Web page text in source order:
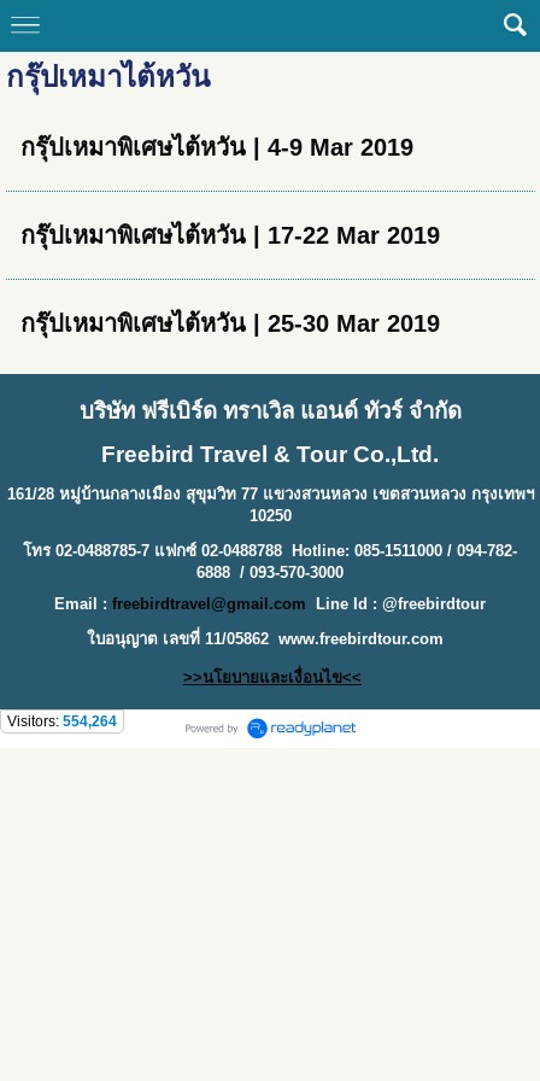
กรุ๊ปเหมาไต้หวัน
กรุ๊ปเหมาพิเศษไต้หวัน | 4-9 Mar 2019
กรุ๊ปเหมาพิเศษไต้หวัน | 17-22 Mar 2019
กรุ๊ปเหมาพิเศษไต้หวัน | 25-30 Mar 2019
บริษัท ฟรีเบิร์ด ทราเวิล แอนด์ ทัวร์ จำกัด
Freebird Travel & Tour Co.,Ltd.
161/28 หมู่บ้านกลางเมือง สุขุมวิท 77 แขวงสวนหลวง เขตสวนหลวง กรุงเทพฯ
10250
โทร 02-0488785-7 แฟกซ์ 02-0488788 Hotline: 085-1511000 / 094-782-
6888 / 093-570-3000
Email : freebirdtravel@gmail.com
Line Id : @freebirdtour
ใบอนุญาต เลขที่ 11/05862 www.freebirdtour.com
>>นโยบายและเงื่อนไข<<
Visitors: 554,264